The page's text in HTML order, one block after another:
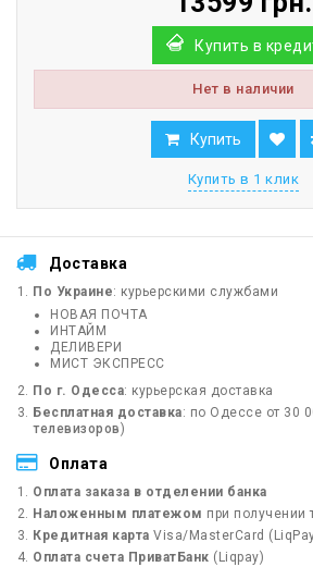
Купить в
Нет в наличии
Купить
Купить в 1 клик
Доставка
По Украине: курьерскими службами
НОВАЯ ПОЧТА
ИНТАЙМ
ДЕЛИВЕРИ
МИСТ ЭКСПРЕСС
По г. Одесса: курьерская доставка
Бесплатная доставка: по Одессе от 30
телевизоров)
Оплата
Оплата заказа в отделении банка
Наложенным платежом при получении
Кредитная карта Visa/MasterCard
Оплата счета ПриватБанк (Liqpay)